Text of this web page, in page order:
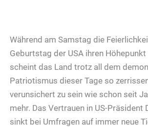
Während am Samstag die
Geburtstag der USA ihren Höhepunkt
scheint das Land trotz all dem
Patriotismus dieser Tage so
verunsichert zu sein wie schon seit
mehr. Das Vertrauen in US-Präsident
sinkt bei Umfragen auf immer neue